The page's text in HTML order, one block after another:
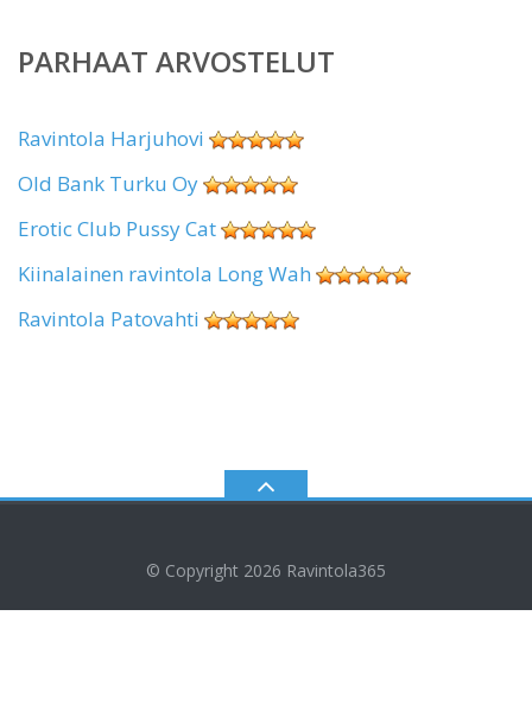
PARHAAT ARVOSTELUT
Ravintola Harjuhovi
Old Bank Turku Oy
Erotic Club Pussy Cat
Kiinalainen ravintola Long Wah
Ravintola Patovahti
© Copyright 2026 Ravintola365